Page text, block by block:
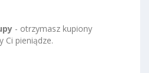
- otrzymasz kupiony
Ci pieniądze.